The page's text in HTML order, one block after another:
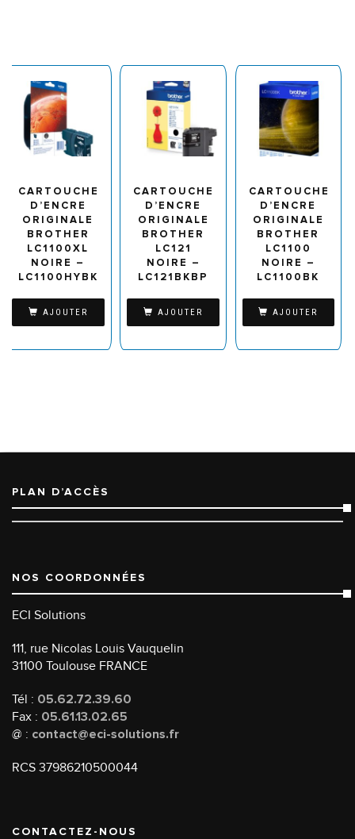
CARTOUCHE
D’ENCRE
ORIGINALE
BROTHER
LC1100XL
NOIRE –
LC1100HYBK
AJOUTER
CARTOUCHE
D’ENCRE
ORIGINALE
BROTHER
LC121
NOIRE –
LC121BKBP
AJOUTER
CARTOUCHE
D’ENCRE
ORIGINALE
BROTHER
LC1100
NOIRE –
LC1100BK
AJOUTER
PLAN D’ACCÈS
NOS COORDONNÉES
ECI Solutions
111, rue Nicolas Louis Vauquelin
31100 Toulouse FRANCE
Tél : 05.62.72.39.60
Fax : 05.61.13.02.65
@ : contact@eci-solutions.fr
RCS 37986210500044
CONTACTEZ-NOUS